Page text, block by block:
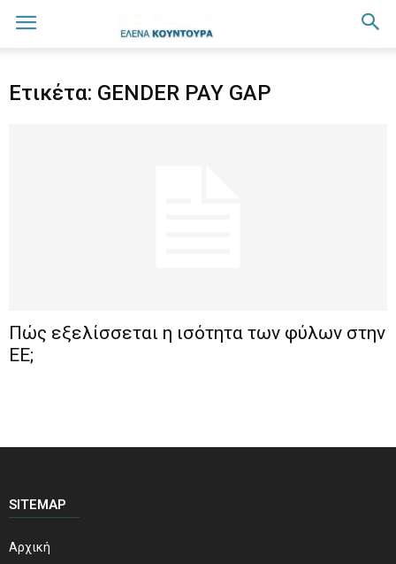
Ετικέτα: GENDER PAY GAP
Πώς εξελίσσεται η ισότητα των φύλων στην
ΕΕ;
SITEMAP
Αρχική